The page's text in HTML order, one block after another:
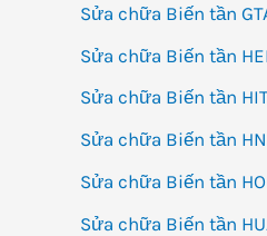
Sửa chữa Biến tần
Sửa chữa Biến tần
Sửa chữa Biến tần
Sửa chữa Biến tần
Sửa chữa Biến tần
Sửa chữa Biến tần